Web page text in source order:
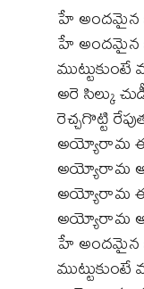
హే అందమైన
హే అందమైన
అరె సిల్కు
రెచ్చగొట్టి
అయ్యోరామ ఈ
అయ్యోరామ
అయ్యోరామ ఈ
అయ్యోరామ
హే అందమైన